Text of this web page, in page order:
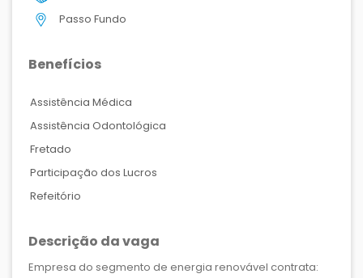
Passo Fundo
Benefícios
Assistência Médica
Assistência Odontológica
Fretado
Participação dos Lucros
Refeitório
Descrição da vaga
Empresa do segmento de energia renovável contrata: